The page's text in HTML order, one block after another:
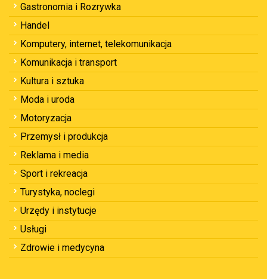
Gastronomia i Rozrywka
Handel
Komputery, internet, telekomunikacja
Komunikacja i transport
Kultura i sztuka
Moda i uroda
Motoryzacja
Przemysł i produkcja
Reklama i media
Sport i rekreacja
Turystyka, noclegi
Urzędy i instytucje
Usługi
Zdrowie i medycyna